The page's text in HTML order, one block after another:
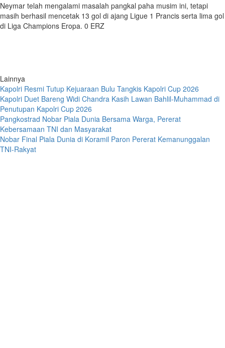
Neymar telah mengalami masalah pangkal paha musim ini, tetapi
masih berhasil mencetak 13 gol di ajang Ligue 1 Prancis serta lima gol
di Liga Champions Eropa. 0 ERZ
Lainnya
Kapolri Resmi Tutup Kejuaraan Bulu Tangkis Kapolri Cup 2026
Kapolri Duet Bareng Widi Chandra Kasih Lawan Bahlil-Muhammad di
Penutupan Kapolri Cup 2026
Pangkostrad Nobar Piala Dunia Bersama Warga, Pererat
Kebersamaan TNI dan Masyarakat
Nobar Final Piala Dunia di Koramil Paron Pererat Kemanunggalan
TNI-Rakyat